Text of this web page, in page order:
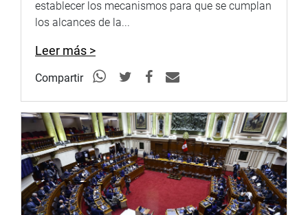
establecer los mecanismos para que se cumplan
los alcances de la...
Leer más >
Compartir